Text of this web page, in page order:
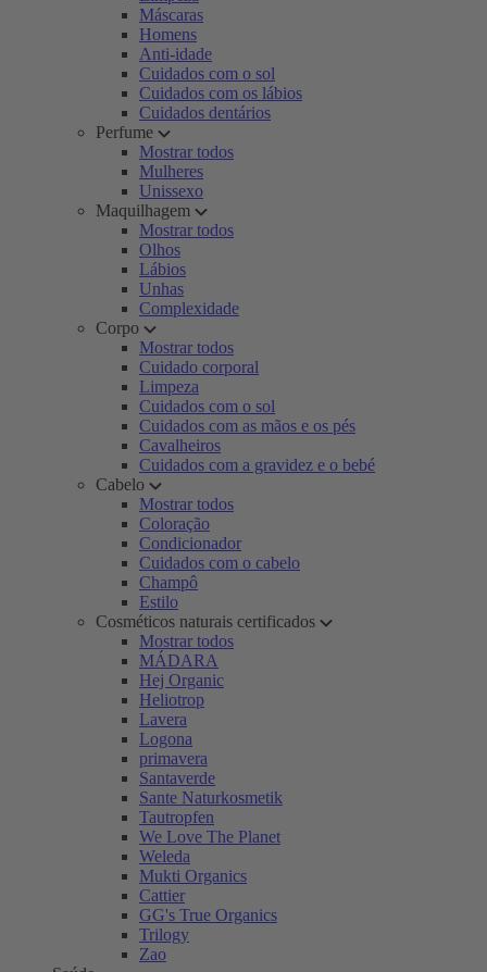
Máscaras
Homens
Anti-idade
Cuidados com o sol
Cuidados com os lábios
Cuidados dentários
Perfume
Mostrar todos
Mulheres
Unissexo
Maquilhagem
Mostrar todos
Olhos
Lábios
Unhas
Complexidade
Corpo
Mostrar todos
Cuidado corporal
Limpeza
Cuidados com o sol
Cuidados com as mãos e os pés
Cavalheiros
Cuidados com a gravidez e o bebé
Cabelo
Mostrar todos
Coloração
Condicionador
Cuidados com o cabelo
Champô
Estilo
Cosméticos naturais certificados
Mostrar todos
MÁDARA
Hej Organic
Heliotrop
Lavera
Logona
primavera
Santaverde
Sante Naturkosmetik
Tautropfen
We Love The Planet
Weleda
Mukti Organics
Cattier
GG's True Organics
Trilogy
Zao